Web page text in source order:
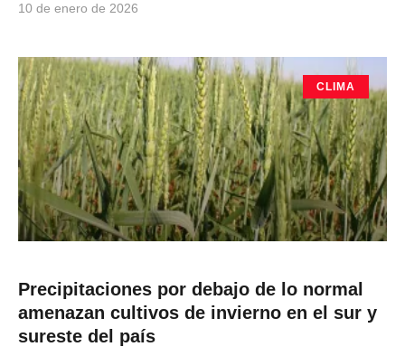
10 de enero de 2026
CLIMA
Precipitaciones por debajo de lo normal
amenazan cultivos de invierno en el sur y
sureste del país